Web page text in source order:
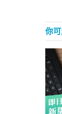
你